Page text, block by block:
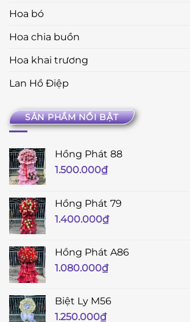
Hoa bó
Hoa chia buồn
Hoa khai trương
Lan Hồ Điệp
SẢN PHẨM NỔI BẬT
Hồng Phát 88
1.500.000₫
Hồng Phát 79
1.400.000₫
Hồng Phát A86
1.080.000₫
Biệt Ly M56
1.250.000₫